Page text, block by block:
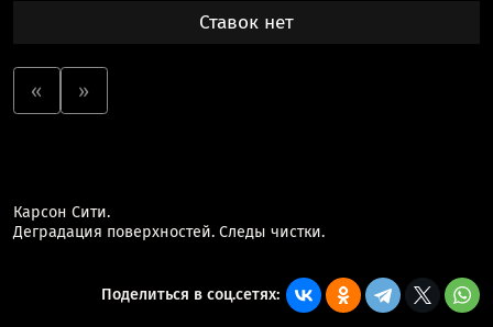
Ставок нет
« »
Карсон Сити.
Деградация поверхностей. Следы чистки.
Поделиться в соц.сетях: